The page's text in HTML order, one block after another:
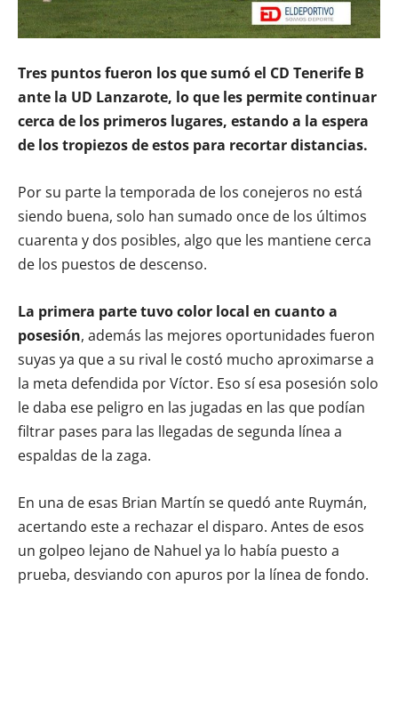
Tres puntos fueron los que sumó el CD Tenerife B
ante la UD Lanzarote, lo que les permite continuar
cerca de los primeros lugares, estando a la espera
de los tropiezos de estos para recortar distancias.
Por su parte la temporada de los conejeros no está
siendo buena, solo han sumado once de los últimos
cuarenta y dos posibles, algo que les mantiene cerca
de los puestos de descenso.
La primera parte tuvo color local en cuanto a
posesión, además las mejores oportunidades fueron
suyas ya que a su rival le costó mucho aproximarse a
la meta defendida por Víctor. Eso sí esa posesión solo
le daba ese peligro en las jugadas en las que podían
filtrar pases para las llegadas de segunda línea a
espaldas de la zaga.
En una de esas Brian Martín se quedó ante Ruymán,
acertando este a rechazar el disparo. Antes de esos
un golpeo lejano de Nahuel ya lo había puesto a
prueba, desviando con apuros por la línea de fondo.